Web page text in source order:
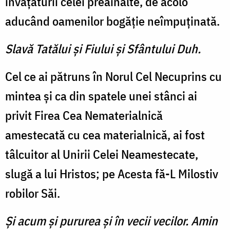
aducând oamenilor bogăţie neîmpuţinată.
Slavă Tatălui şi Fiului şi Sfântului Duh.
Cel ce ai pătruns în Norul Cel Necuprins cu
mintea şi ca din spatele unei stânci ai
privit Firea Cea Nematerialnică
amestecată cu cea materialnică, ai fost
tâlcuitor al Unirii Celei Neamestecate,
slugă a lui Hristos; pe Acesta fă-L Milostiv
robilor Săi.
Şi acum şi pururea şi în vecii vecilor. Amin